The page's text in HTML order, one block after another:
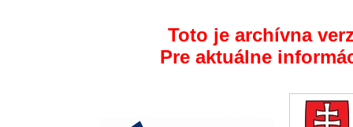
Toto je archívna
Pre aktuálne